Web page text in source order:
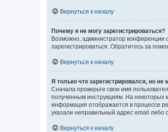
Вернуться к началу
Почему я не могу зарегистрироваться?
Возможно, администратор конференции
зарегистрироваться. Обратитесь за
Вернуться к началу
Я только что зарегистрировался, но не
Сначала проверьте свои имя
полученным инструкциям. На некоторых
информация отображается в процессе
указали неправильный адрес email либо
Вернуться к началу